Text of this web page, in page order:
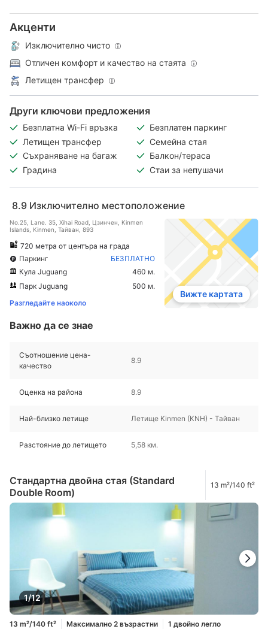
Акценти
Изключително чисто
Отличен комфорт и качество на стаята
Летищен трансфер
Други ключови предложения
Безплатна Wi-Fi връзка
Безплатен паркинг
Летищен трансфер
Семейна стая
Съхраняване на багаж
Балкон/тераса
Градина
Стаи за непушачи
8.9 Изключително местоположение
No.25, Lane. 35, Xihai Road, Цзинчен, Kinmen
Islands, Kinmen, Тайван, 893
720 метра от центъра на града
Паркинг
БЕЗПЛАТНО
Кула Juguang
460 м.
Парк Juguang
500 м.
Разгледайте наоколо
Вижте картата
Важно да се знае
Съотношение цена-
качество
8.9
Оценка на района 8.9
Най-близко летище Летище Kinmen (KNH) - Тайван
Разстояние до летището 5,58 км.
Стандартна двойна стая (Standard
Double Room)
13 m²/140 ft²
1/12
13 m²/140 ft² Максимално 2 възрастни
1 двойно легло